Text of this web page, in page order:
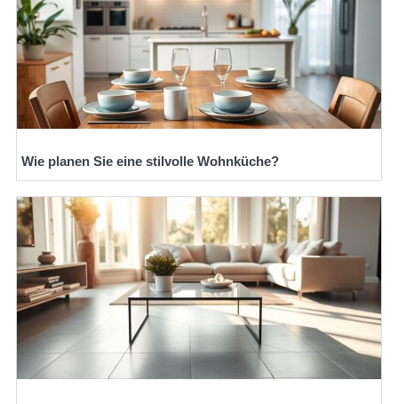
Wie planen Sie eine stilvolle Wohnküche?